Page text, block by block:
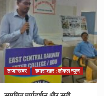
ताज़ा खबर हमारा शहर : लोकल न्यूज